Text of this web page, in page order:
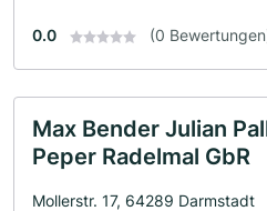
0.0 (0
Max Bender Julian
Peper Radelmal GbR
Mollerstr. 17, 64289 Darmstadt